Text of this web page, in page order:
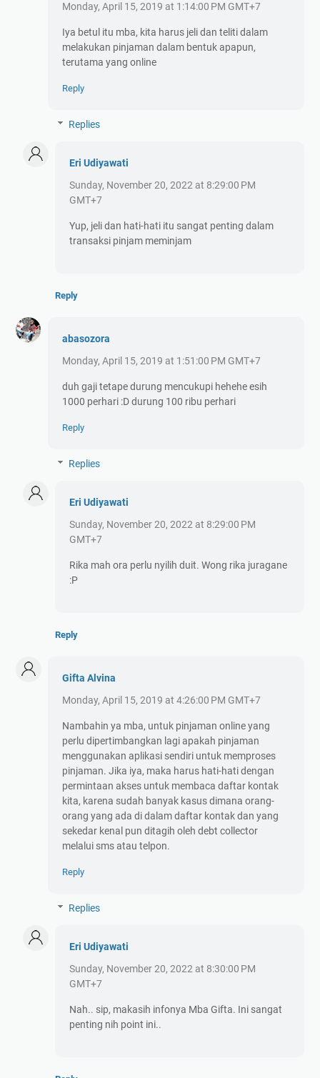
Monday, April 15, 2019 at 1:14:00 PM GMT+7
Iya betul itu mba, kita harus jeli dan teliti dalam
melakukan pinjaman dalam bentuk apapun,
terutama yang online
Reply
Replies
Eri Udiyawati
Sunday, November 20, 2022 at 8:29:00 PM
GMT+7
Yup, jeli dan hati-hati itu sangat penting dalam
transaksi pinjam meminjam
Reply
abasozora
Monday, April 15, 2019 at 1:51:00 PM GMT+7
duh gaji tetape durung mencukupi hehehe esih
1000 perhari :D durung 100 ribu perhari
Reply
Replies
Eri Udiyawati
Sunday, November 20, 2022 at 8:29:00 PM
GMT+7
Rika mah ora perlu nyilih duit. Wong rika juragane
:P
Reply
Gifta Alvina
Monday, April 15, 2019 at 4:26:00 PM GMT+7
Nambahin ya mba, untuk pinjaman online yang
perlu dipertimbangkan lagi apakah pinjaman
menggunakan aplikasi sendiri untuk memproses
pinjaman. Jika iya, maka harus hati-hati dengan
permintaan akses untuk membaca daftar kontak
kita, karena sudah banyak kasus dimana orang-
orang yang ada di dalam daftar kontak dan yang
sekedar kenal pun ditagih oleh debt collector
melalui sms atau telpon.
Reply
Replies
Eri Udiyawati
Sunday, November 20, 2022 at 8:30:00 PM
GMT+7
Nah.. sip, makasih infonya Mba Gifta. Ini sangat
penting nih point ini..